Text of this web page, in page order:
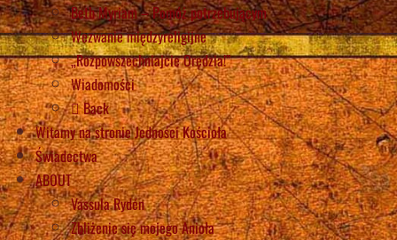
Beth Myriam – Pomóż potrzebującym
Wezwanie międzyreligijne
„Rozpowszechniajcie Orędzia!”
Wiadomości
Back
Witamy na stronie Jedności Kościoła
Świadectwa
ABOUT
Vassula Rydén
Zbliżenie się mojego Anioła